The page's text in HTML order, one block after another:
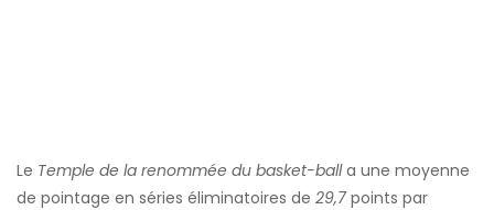
Le Temple de la renommée du basket-balla une moyenne
de pointage en séries éliminatoires de 29,7 points par